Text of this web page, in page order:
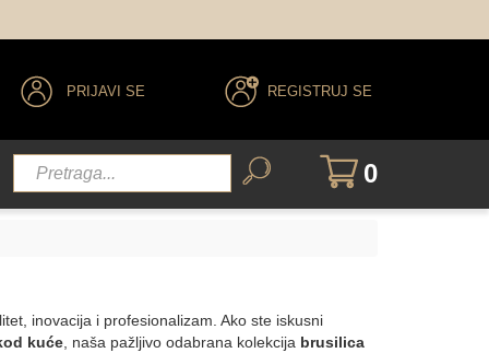
PRIJAVI SE REGISTRUJ SE
0
inovacija i profesionalizam. Ako ste iskusni
kuće , naša pažljivo odabrana kolekcija brusilica